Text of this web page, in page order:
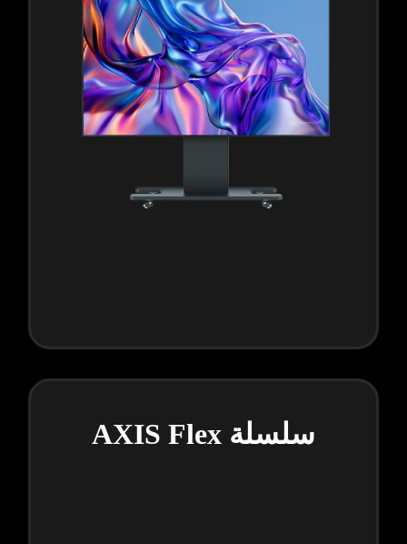
سلسلة AXIS Flex